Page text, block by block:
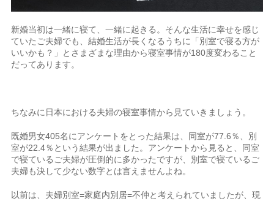
新婚当初は一緒に寝て、一緒に起きる。そんな生活に幸せを感じ
ていたご夫婦でも、結婚生活が長くなるうちに「別室で寝る方が
いいかも？」とさまざまな理由から寝室事情が180度変わること
だってあります。
ちなみに日本における夫婦の寝室事情から見ていきましょう。
既婚男女405名にアンケートをとった結果は、同室が77.6％、別
室が22.4％という結果が出ました。アンケートから見ると、同室
で寝ているご夫婦が圧倒的に多かったですが、別室で寝ているご
夫婦も決して少ない数字とは言えませんよね。
以前は、夫婦別室=家庭内別居=不仲と考えられていましたが、現